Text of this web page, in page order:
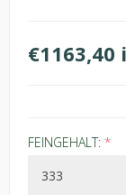
FEINGEHALT: *